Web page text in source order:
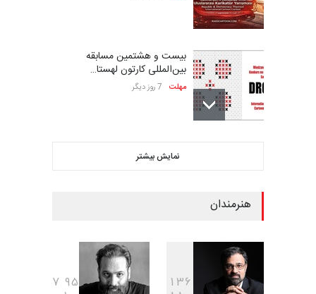
بیست و هشتمین مسابقه
بین‌المللی کارتون لهستا…
مهلت 7 روز دیگر
کاریکاتور CIK Damad…
فراخوان مسابقۀ بین‌المللی
کارتون و تصویرگری،…
نمایش بیشتر
هنرمندان
1 36
7 95